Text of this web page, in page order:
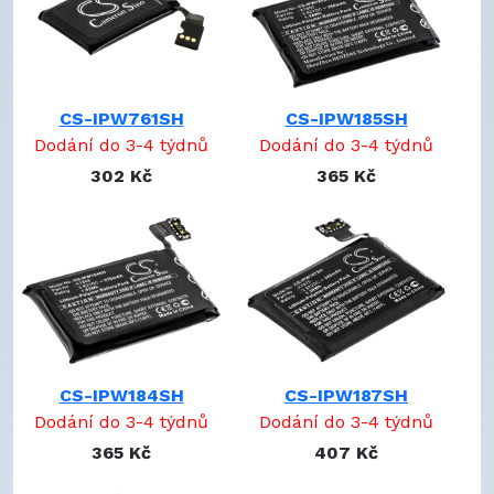
pro MJ3F2LL/A
MJYK2LL/A
pro MLCG2LL/A
pro MLCK2LL/A
MLFA2LL/A
MLLD2LL/A
MNNN2LL/A
pro MP032LL/A
pro MQJN2LL/A
pro MQJP2LL/A
MQJQ2LL/A
pro MQJU2LL/A
pro MQK12LL/A
MQK22LL/A
CS-IPW761SH
Dodání do 3-4 týdnů
302 Kč
CS-IPW185SH
Dodání do 3-4 týdnů
365 Kč
CS-IPW184SH
Dodání do 3-4 týdnů
365 Kč
CS-IPW187SH
Dodání do 3-4 týdnů
407 Kč